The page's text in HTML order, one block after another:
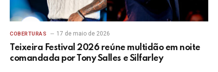
COBERTURAS 17 de maio de 2026
Teixeira Festival 2026 reúne multidão em noite
comandada por Tony Salles e Silfarley